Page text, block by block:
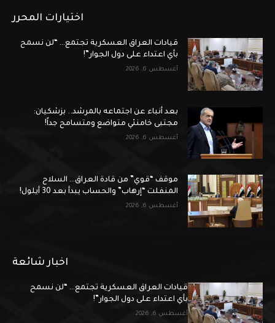
اختيارات المحرر
قيادات العراق العسكرية تجتمع… “لن نسمح
بأي اعتداء على دول الجوار”!
أغسطس 6, 2026
بعد أنباء عن اجتماعه بالمرشد.. بزشكيان:
مجتبى خامنئي متواضع ومتسامح جداً!
أغسطس 6, 2026
موقف “قوي” من قادة العراق… السلاح
المنفلت “إرهاب” والحساب يبدأ بعد 30 أيلول!
أغسطس 6, 2026
اخبار شائعة
قيادات العراق العسكرية تجتمع… “لن نسمح
بأي اعتداء على دول الجوار”!
أغسطس 6, 2026